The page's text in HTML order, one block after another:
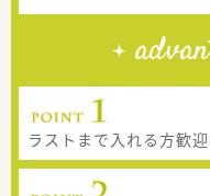
ラストまで入れる方歓迎